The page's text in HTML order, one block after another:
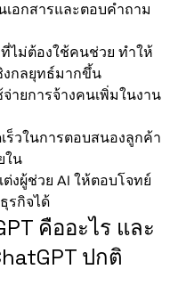
เอกสารและตอบคำถาม
ไม่ต้องใช้คนช่วย ทำให้
งกลยุทธ์มากขึ้น
ายการจ้างคนเพิ่มในงาน
ร็วในการตอบสนองลูกค้า
ใน
งผู้ช่วย AI ให้ตอบโจทย์
รกิจได้
คืออะไร และ
ปกติ